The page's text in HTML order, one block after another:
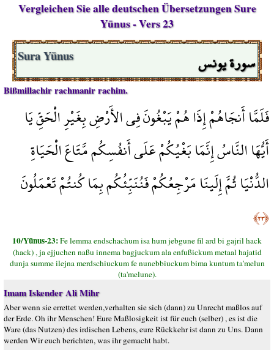
Vergleichen Sie alle deutschen Übersetzungen Sure
Yūnus - Vers 23
سورة يونس Sura Yūnus
Bißmillachir rachmanir rachim.
فَلَمَّا أَنجَاهُمْ إِذَا هُمْ يَبْغُونَ فِي الأَرْضِ بِغَيْرِ الْحَقِّ يَا
أَيُّهَا النَّاسُ إِنَّمَا بَغْيُكُمْ عَلَى أَنفُسِكُم مَّتَاعَ الْحَيَاةِ
الدُّنْيَا ثُمَّ إِلَينَا مَرْجِعُكُمْ فَنُنَبِّئُكُم بِمَا كُنتُمْ تَعْمَلُونَ
﴿٢٣﴾
10/Yūnus-23:Fe lemma endschachum isa hum jebgune fil ard bi gajril hack
(hack) , ja ejjuchen naßu innema bagjuckum ala enfußickum metaal hajatid
dunja summe ilejna merdschiuckum fe nunebbiuckum bima kuntum ta'melun
(ta'melune).
Imam Iskender Ali Mihr
Aber wenn sie errettet werden,verhalten sie sich (dann) zu Unrecht maßlos auf
der Erde. Oh ihr Menschen! Eure Maßlosigkeit ist für euch (selber) , es ist die
Ware (das Nutzen) des irdischen Lebens, eure Rückkehr ist dann zu Uns. Dann
werden Wir euch berichten, was ihr gemacht habt.